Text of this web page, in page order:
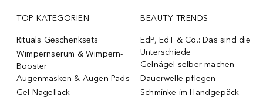
TOP KATEGORIEN
Rituals Geschenksets
Wimpernserum & Wimpern-
Booster
Augenmasken & Augen Pads
Gel-Nagellack
BEAUTY TRENDS
EdP, EdT & Co.: Das sind die
Unterschiede
Gelnägel selber machen
Dauerwelle pflegen
Schminke im Handgepäck